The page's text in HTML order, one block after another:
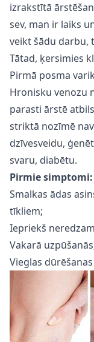
izrakstītā
sev, man ir laiks
veikt šādu darbu,
Tātad, ķersimies
Pirmā posma
Hronisku venozu
parasti ārstē
striktā nozīmē
dzīvesveidu,
svaru, diabētu.
Pirmie simptomi:
Smalkas ādas
tīkliem;
Iepriekš
Vakarā
Vieglas